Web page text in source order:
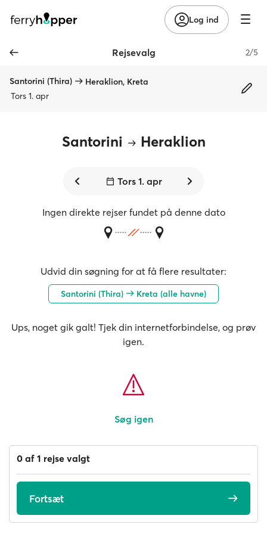
Log ind
Rejsevalg 2/5
Santorini (Thira)
Heraklion, Kreta
Tors 1. apr
Santorini Heraklion
Tors 1. apr
Ingen direkte rejser fundet på denne dato
Udvid din søgning for at få flere resultater:
Santorini (Thira) Kreta (alle havne)
Ups, noget gik galt! Tjek din internetforbindelse, og prøv
igen.
Søg igen
0 af 1 rejse valgt
Fortsæt